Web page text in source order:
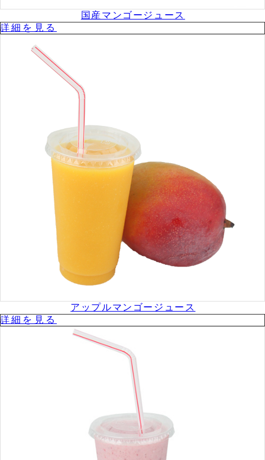
国産マンゴージュース
詳細を⾒る
アップルマンゴージュース
詳細を⾒る